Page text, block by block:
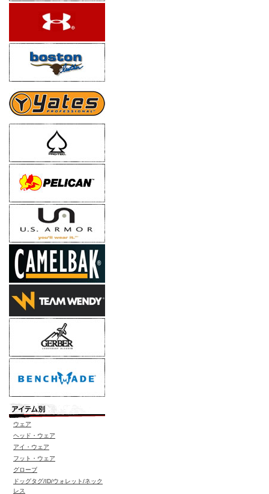
ウェア
ヘッド・ウェア
アイ・ウェア
フット・ウェア
グローブ
ドッグタグ/ID/ウォレット/ネック
レス